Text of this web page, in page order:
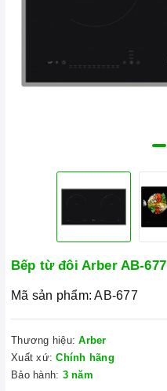
Bếp từ đôi Arber AB-677
Mã sản phẩm: AB-677
Thương hiệu: Arber
Xuất xứ: Chính hãng
Bảo hành: 3 năm